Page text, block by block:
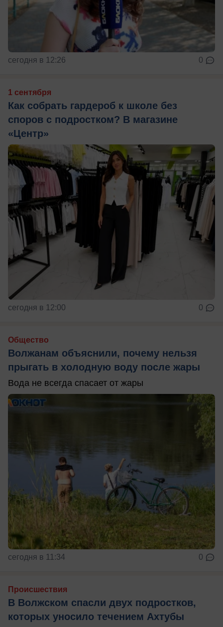
сегодня в 12:26 0
1 сентября
Как собрать гардероб к школе без
споров с подростком? В магазине
«Центр»
сегодня в 12:00 0
Общество
Волжанам объяснили, почему нельзя
прыгать в холодную воду после жары
Вода не всегда спасает от жары
сегодня в 11:34 0
Происшествия
В Волжском спасли двух подростков,
которых уносило течением Ахтубы